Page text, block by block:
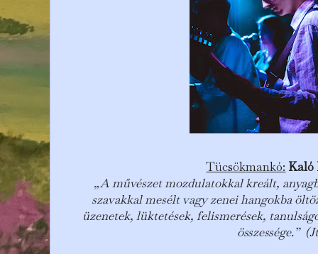
Tücsökmankó: Kaló
„A művészet mozdulatokkal kreált,
szavakkal mesélt vagy zenei hangokba
üzenetek, lüktetések, felismerések,
összessége.”